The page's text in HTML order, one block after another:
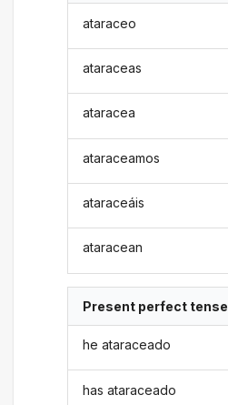
ataraceo
ataraceas
ataracea
ataraceamos
ataraceáis
ataracean
Present perfect tense
he ataraceado
has ataraceado